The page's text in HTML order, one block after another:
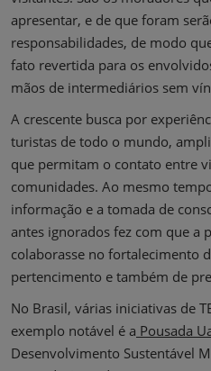
apresentar, e de que foram
responsabilidades, de modo
fato revertida para os
mãos de intermediários sem
A crescente busca por
turistas de todo o mundo,
que permitam o contato entre
comunidades. Ao mesmo
informação e a tomada de
antes ignorados fez com que a
colaborasse no fortalecimento
pertencimento e também de
No Brasil, várias iniciativas de
exemplo notável é a Pousada
Desenvolvimento Sustentável